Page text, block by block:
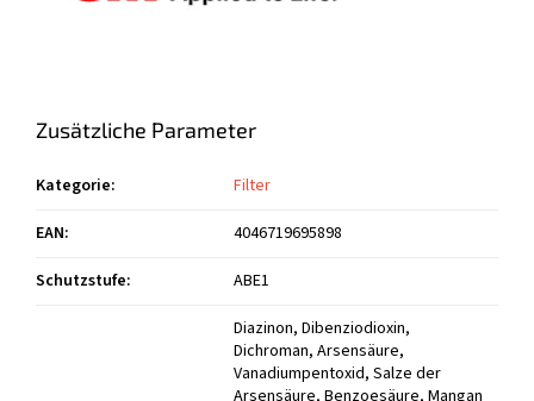
Zusätzliche Parameter
Kategorie:
Filter
EAN:
4046719695898
Schutzstufe:
ABE1
Diazinon, Dibenziodioxin, Dichroman, Arsensäure, Vanadiumpentoxid, Salze der Arsensäure, Benzoesäure, Mangan und Verbindungen, Molybdän und Verbindungen, Aluminiumoxid, PVC, Surik, Tellur, Thiram, Acrylnitril, Amine, Anilin, Antimon-Wasserstoff, Arsenwasserstoff, Benzol, Cyclohexan, Cyclohexanol, Cyclohexylamil, Diacetanol-Alkohol, Dichlorbenzol, Dimethylamin, Dipropylenglykolmonomethylether, Epichlorhydrin, Epoxidharz, Ethanol, Ethylacetat, Ethylacrylat, Ethylamin, Ethylbenzol, Fluor, Formamid, Phosphorwasserstoff, Phosgen, Carbonylchlorid, Hexamethylen, Chlorwasserstoff, Ammoniumchlorid, Schwefelchlorid, Iso-Amylalkohol, Isoforon, Isopropanol, Kobalt und seine Verbindungen, Rauch aus Kupfer, Cyanide, Adipinsäure, Acrylsäure, Aminobenzoesäure, Salpetersäure, Ameisensäure, Essigsäure, Peroxyessigsäure, Propionsäure, Schwefelsäure, Chlorwasserstoffsäure, Oxalsäure, Arsendioxid, Lösungsmittelhaltige Klebstoffe, Kupfer (Dämpfe), Methoxyethanol Me-Glykol, Methylacrylat, Methylamin, Methylcyclohexanol, Methylethylketon, Methylisobutylketon, Dieselkraftstoff, N-Heptan, N-Hexan, Naphthalin, Oktan, Magnesiumoxid, Schwefeldioxid, Zinkoxid, Kraftstoff (Benzin), Parathion, Kerosin, Polychlorierte Biphenyle, Pyridin, Kohlenstoffdisulfid, Schwefelwasserstoff, Bariumverbindungen, löslich, Zinnverbindungen, organische, Stickstoffverbindungen (organisch), Uranverbindungen, Lösemittel-Diesel, Styrol, Terpentin, Tetrahydrofuran, Tetrachlorethylen, Tetrachlormethan, Toluol, Tributyl, Triethylamin, Trichlorethylen, Trimethylbenzol, Xylol, Erdgas, Ketonitril, Asphalt, Asphaltbeschichtung, Tetrachlordifluorethan,